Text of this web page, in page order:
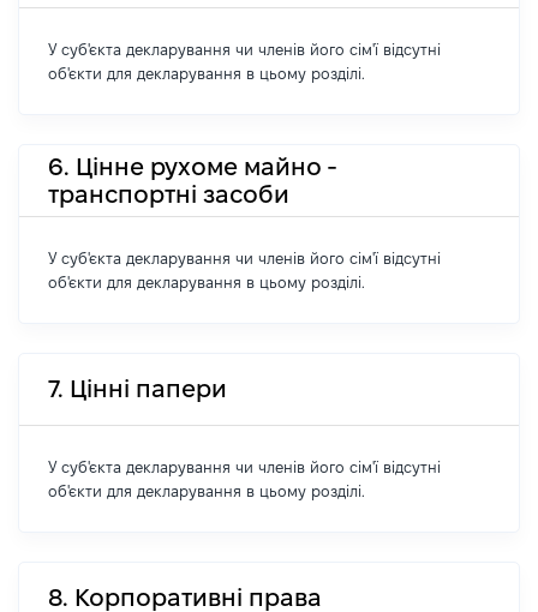
У суб'єкта декларування чи членів його сім'ї відсутні
об'єкти для декларування в цьому розділі.
6. Цінне рухоме майно -
транспортні засоби
У суб'єкта декларування чи членів його сім'ї відсутні
об'єкти для декларування в цьому розділі.
7. Цінні папери
У суб'єкта декларування чи членів його сім'ї відсутні
об'єкти для декларування в цьому розділі.
8. Корпоративні права